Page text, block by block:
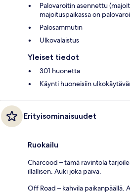
Palovaroitin asennettu
majoituspaikassa on
Palosammutin
Ulkovalaistus
Yleiset tiedot
301 huonetta
Käynti huoneisiin
Erityisominaisuudet
Ruokailu
Charcood – tämä ravintola
illallisen. Auki joka päivä.
Off Road – kahvila paikanpäällä.